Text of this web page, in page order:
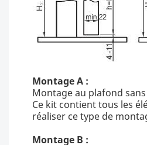
Montage A :
Montage au plafond
Ce kit contient tous les
réaliser ce type de
Montage B :